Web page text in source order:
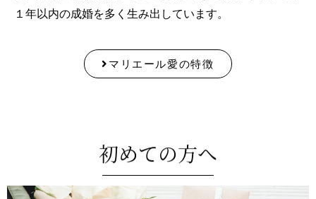
１年以内の成婚を多く生み出しています。
マリエール愛の特徴
初めての方へ